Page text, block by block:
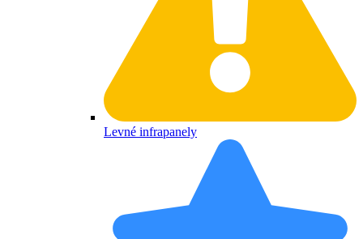
Levné infrapanely